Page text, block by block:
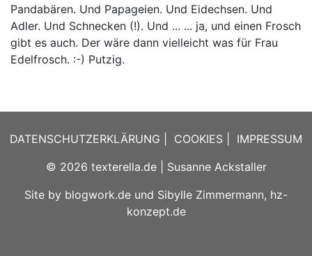
Pandabären. Und Papageien. Und Eidechsen. Und
Adler. Und Schnecken (!). Und ... ... ja, und einen Frosch
gibt es auch. Der wäre dann vielleicht was für Frau
Edelfrosch. :-) Putzig.
DATENSCHUTZERKLÄRUNG COOKIES
IMPRESSUM
© 2026 texterella.de| Susanne Ackstaller
Site by blogwork.de und Sibylle Zimmermann, hz-
konzept.de